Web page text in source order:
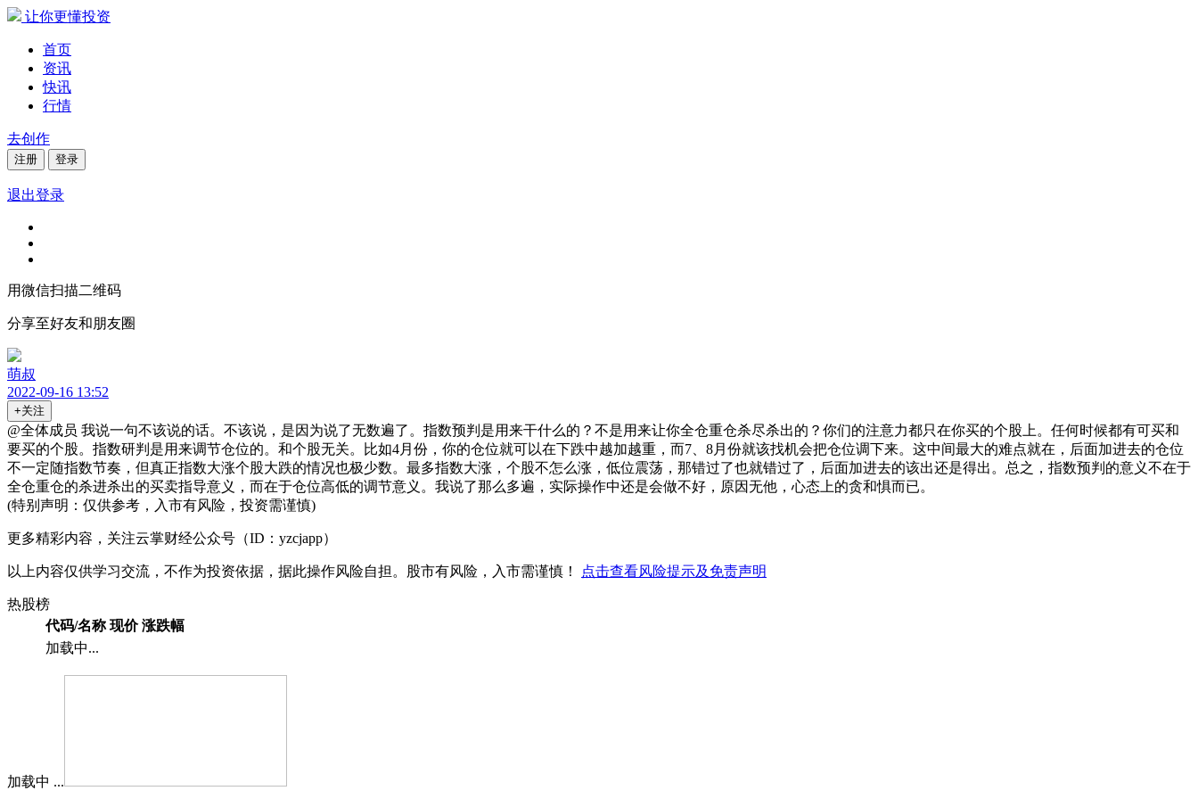
让你更懂投资
首页
资讯
快讯
行情
去创作
注册 登录
退出登录
用微信扫描二维码
分享至好友和朋友圈
萌叔
2022-09-16 13:52
+关注
@全体成员 我说一句不该说的话。不该说，是因为说了无数遍了。指数预判是用来干什么的？不是用来让你全仓重仓杀尽杀出的？你们的注意力都只在你买的个股上。任何时候都有可买和
要买的个股。指数研判是用来调节仓位的。和个股无关。比如4月份，你的仓位就可以在下跌中越加越重，而7、8月份就该找机会把仓位调下来。这中间最大的难点就在，后面加进去的仓位
不一定随指数节奏，但真正指数大涨个股大跌的情况也极少数。最多指数大涨，个股不怎么涨，低位震荡，那错过了也就错过了，后面加进去的该出还是得出。总之，指数预判的意义不在于
全仓重仓的杀进杀出的买卖指导意义，而在于仓位高低的调节意义。我说了那么多遍，实际操作中还是会做不好，原因无他，心态上的贪和惧而已。
(特别声明：仅供参考，入市有风险，投资需谨慎)
更多精彩内容，关注云掌财经公众号（ID：yzcjapp）
以上内容仅供学习交流，不作为投资依据，据此操作风险自担。股市有风险，入市需谨慎！ 点击查看风险提示及免责声明
热股榜
代码/名称 现价 涨跌幅
加载中...
加载中 ...